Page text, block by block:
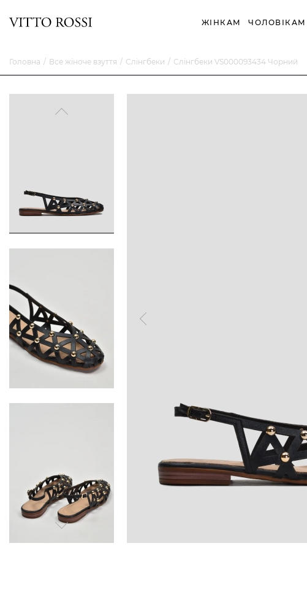
ЖІНКАМ ЧОЛОВІКАМ
Головна Все жіноче взуття Слінгбеки Слінгбеки VS000093434 Чорний